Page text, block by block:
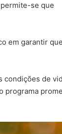
se que
em garantir que
condições de
programa